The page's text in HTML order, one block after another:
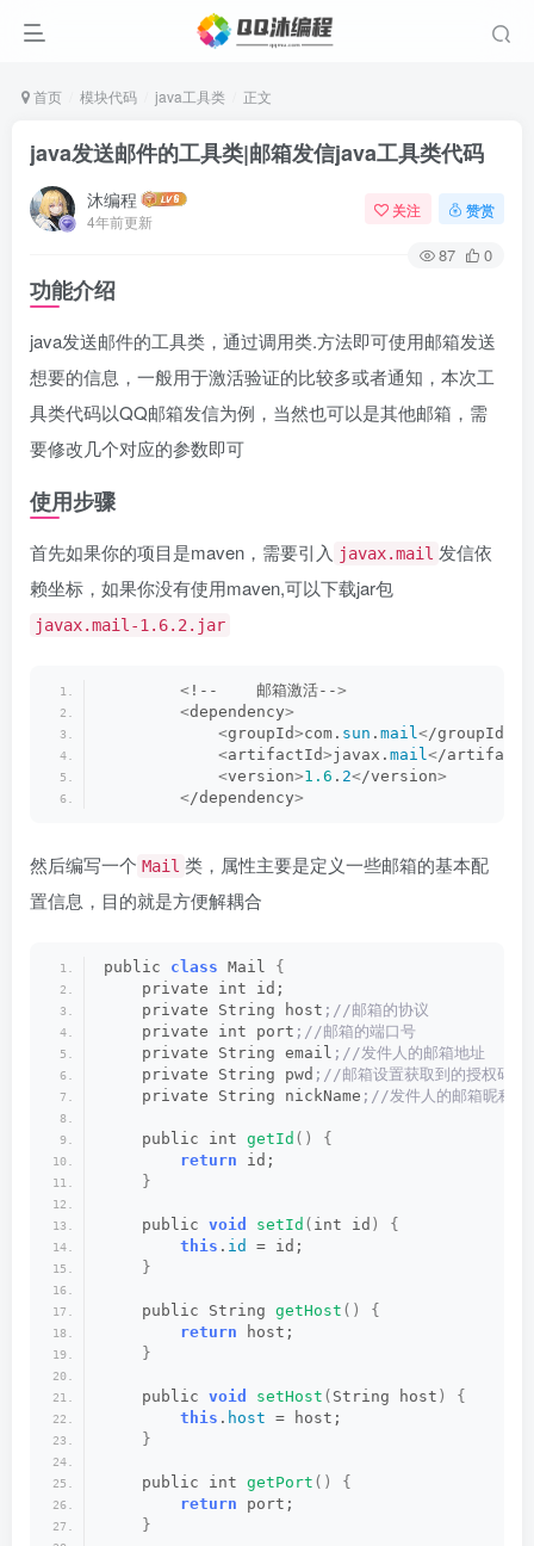
首页 模块代码 java工具类 正文
java发送邮件的工具类|邮箱发信java工具类代码
沐编程
4年前更新
关注 赞赏
87 0
功能介绍
java发送邮件的工具类，通过调用类.方法即可使用邮箱发送
想要的信息，一般用于激活验证的比较多或者通知，本次工
具类代码以QQ邮箱发信为例，当然也可以是其他邮箱，需
要修改几个对应的参数即可
使用步骤
首先如果你的项目是maven，需要引入 javax.mail 发信依
赖坐标，如果你没有使用maven,可以下载jar包
javax.mail-1.6.2.jar
< !--    邮箱激活-->
<dependency>
<groupId>com. sun . mail</groupId
<artifactId>javax. mail</
<version>1.6 . 2</version>
</dependency>
然后编写一个 Mail 类，属性主要是定义一些邮箱的基本配
置信息，目的就是方便解耦合
public class Mail {
    private int id;
    private String host
;//邮箱的协议
    private int port
;//邮箱的端口号
    private String email
;//发件人的邮箱地址
    private String pwd
;//邮箱设置获取到的授权码,
    private String nickName
;//发件人的邮箱昵称
    public int
getId ()
{
return id;
}
    public
void setId ( int id )
{
this . id
= id;
}
    public String
getHost ()
{
return host;
}
    public
void setHost ( String host )
{
this . host = host;
}
    public int
getPort ()
{
return port;
}